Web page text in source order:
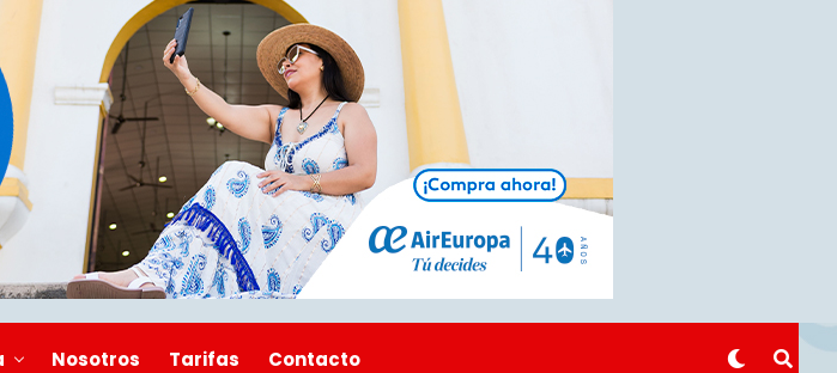
Nosotros Tarifas Contacto